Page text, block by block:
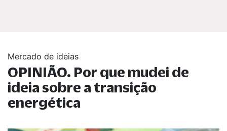
Mercado de ideias
OPINIÃO. Por que mudei de
ideia sobre a transição
energética